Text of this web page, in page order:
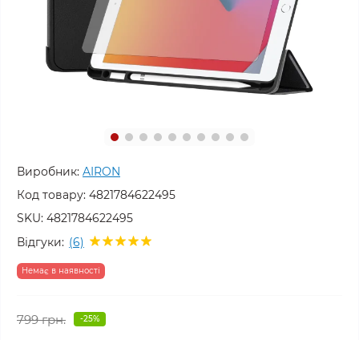
Виробник: AIRON
Код товару: 4821784622495
SKU: 4821784622495
Відгуки: (6)
Немає в наявності
799 грн. -25%